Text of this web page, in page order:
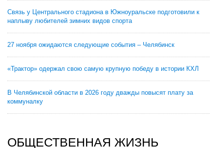
Связь у Центрального стадиона в Южноуральске подготовили к
наплыву любителей зимних видов спорта
27 ноября ожидаются следующие события – Челябинск
«Трактор» одержал свою самую крупную победу в истории КХЛ
В Челябинской области в 2026 году дважды повысят плату за
коммуналку
ОБЩЕСТВЕННАЯ ЖИЗНЬ